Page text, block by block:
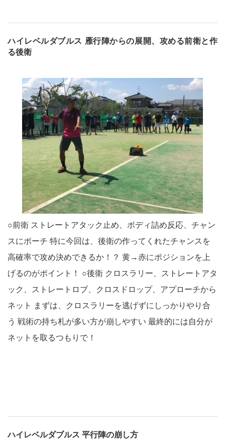
ハイレベルダブルス 雁行陣からの展開、攻める前衛と作
る後衛
○前衛 ストレートアタック止め、ボディ詰め反応、チャン
スにポーチ 特に今回は、後衛の作ってくれたチャンスを
高確率で攻め決めできるか！？ 黄→赤にポジションを上
げるのがポイント！ ○後衛 クロスラリー、ストレートアタ
ック、ストレートロブ、クロスドロップ、アプローチから
ネット まずは、クロスラリーを逃げずにしっかりやり合
う 戦術の持ち札が多い方が崩しやすい 最終的には自分が
ネットを取るつもりで！
ハイレベルダブルス 平行陣の崩し方